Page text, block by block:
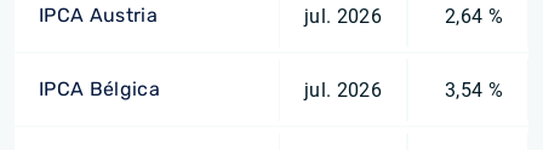
IPCA Austria jul. 2026 2,64 %
IPCA Bélgica jul. 2026 3,54 %